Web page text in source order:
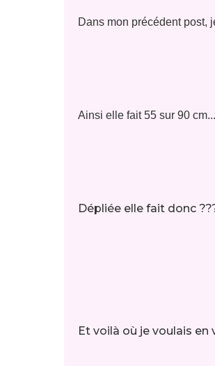
Dans mon précédent post,
Ainsi elle fait 55 sur 90
Dépliée elle fait donc
Et voilà où je voulais en